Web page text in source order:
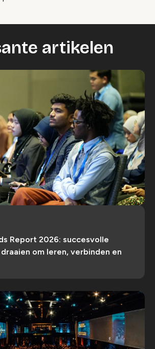
artikelen
Report 2026: succesvolle
om leren, verbinden en